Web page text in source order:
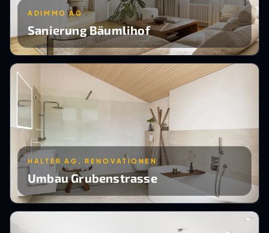
ADIMMO AG
Sanierung Bäumlihof
HALTER AG, RENOVATIONEN
Umbau Grubenstrasse